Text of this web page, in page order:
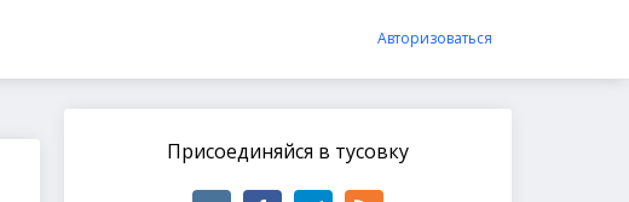
Авторизоваться
Присоединяйся в тусовку